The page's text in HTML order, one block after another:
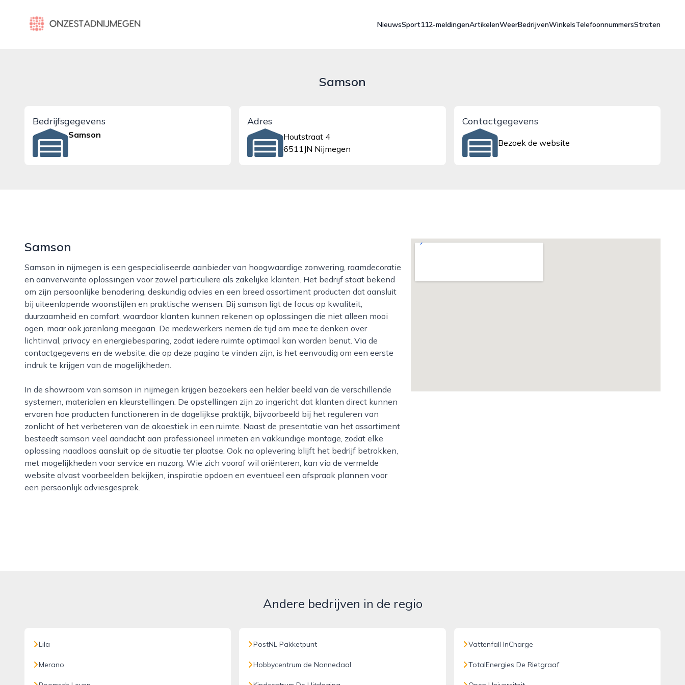
onzestadnijmegen.nl
NieuwsSport112-meldingenArtikelenWeerBedrijvenWinkelsTelefoonnummersStraten
Samson
Bedrijfsgegevens
Samson
Adres
Houtstraat 4
6511JN Nijmegen
Contactgegevens
Bezoek de website
Samson
Samson in nijmegen is een gespecialiseerde aanbieder van hoogwaardige zonwering, raamdecoratie
en aanverwante oplossingen voor zowel particuliere als zakelijke klanten. Het bedrijf staat bekend
om zijn persoonlijke benadering, deskundig advies en een breed assortiment producten dat aansluit
bij uiteenlopende woonstijlen en praktische wensen. Bij samson ligt de focus op kwaliteit,
duurzaamheid en comfort, waardoor klanten kunnen rekenen op oplossingen die niet alleen mooi
ogen, maar ook jarenlang meegaan. De medewerkers nemen de tijd om mee te denken over
lichtinval, privacy en energiebesparing, zodat iedere ruimte optimaal kan worden benut. Via de
contactgegevens en de website, die op deze pagina te vinden zijn, is het eenvoudig om een eerste
indruk te krijgen van de mogelijkheden.
In de showroom van samson in nijmegen krijgen bezoekers een helder beeld van de verschillende
systemen, materialen en kleurstellingen. De opstellingen zijn zo ingericht dat klanten direct kunnen
ervaren hoe producten functioneren in de dagelijkse praktijk, bijvoorbeeld bij het reguleren van
zonlicht of het verbeteren van de akoestiek in een ruimte. Naast de presentatie van het assortiment
besteedt samson veel aandacht aan professioneel inmeten en vakkundige montage, zodat elke
oplossing naadloos aansluit op de situatie ter plaatse. Ook na oplevering blijft het bedrijf betrokken,
met mogelijkheden voor service en nazorg. Wie zich vooraf wil oriënteren, kan via de vermelde
website alvast voorbeelden bekijken, inspiratie opdoen en eventueel een afspraak plannen voor
een persoonlijk adviesgesprek.
Andere bedrijven in de regio
Lila
Merano
PostNL Pakketpunt
Hobbycentrum de Nonnedaal
Vattenfall InCharge
TotalEnergies De Rietgraaf